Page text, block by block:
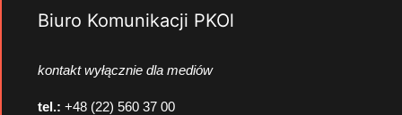
Biuro Komunikacji PKOl
kontakt wyłącznie dla mediów
tel.: +48 (22) 560 37 00